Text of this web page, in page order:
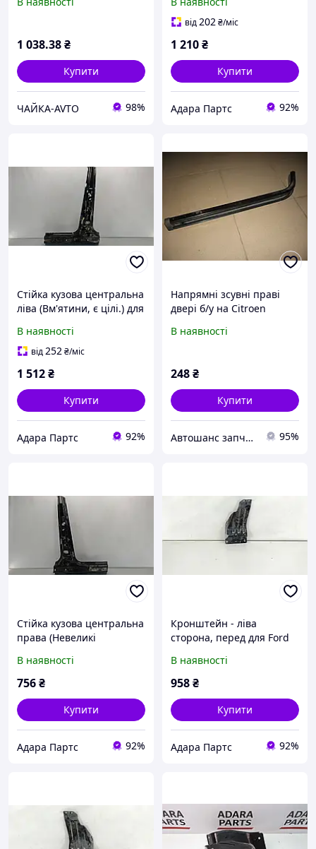
CM5Z58211A10A , 27180 -
1 038.38₴
Купити
ЧАЙКА-AVTO 98%
restyle) (CJ5Z7824300A)
від202₴/міс
1 210₴
Купити
Адара Партс 92%
Стійка кузова центральна
ліва (Вм'ятини, є цілі.) для
(3rd gen C520)
(CJ5Z7824301A)
В наявності
від252₴/міс
1 512₴
Купити
Адара Партс 92%
Напрямні зсувні праві
двері б/у на Citroen
рік 1996-2003
В наявності
248₴
Купити
Автошанс запчасти новые и б/у из Европы 95%
Стійка кузова центральна
права (Невеликі
Escape 2013-2016 (3rd gen
C520) (CJ5Z7824300A)
В наявності
756₴
Купити
Адара Партс 92%
Кронштейн - ліва
сторона, перед для Ford
restyle) (FR3Z63101A03A)
В наявності
958₴
Купити
Адара Партс 92%